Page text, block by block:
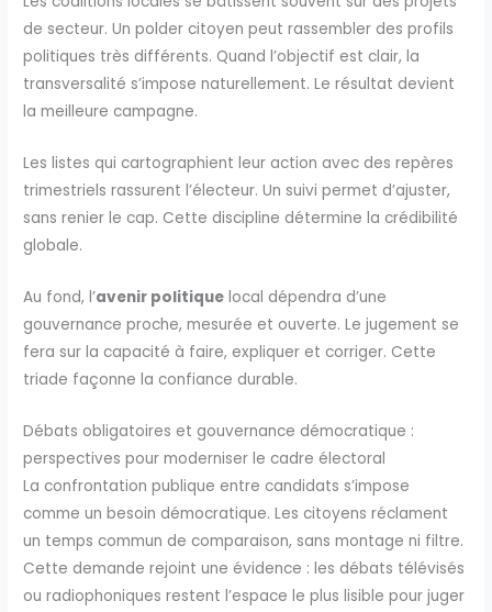
de secteur. Un polder citoyen peut rassembler des profils
politiques très différents. Quand l’objectif est clair, la
transversalité s’impose naturellement. Le résultat devient
la meilleure campagne.
Les listes qui cartographient leur action avec des repères
trimestriels rassurent l’électeur. Un suivi permet d’ajuster,
sans renier le cap. Cette discipline détermine la crédibilité
globale.
Au fond, l’avenir politique local dépendra d’une
gouvernance proche, mesurée et ouverte. Le jugement se
fera sur la capacité à faire, expliquer et corriger. Cette
triade façonne la confiance durable.
Débats obligatoires et gouvernance démocratique :
perspectives pour moderniser le cadre électoral
La confrontation publique entre candidats s’impose
comme un besoin démocratique. Les citoyens réclament
un temps commun de comparaison, sans montage ni filtre.
Cette demande rejoint une évidence : les débats télévisés
ou radiophoniques restent l’espace le plus lisible pour juger